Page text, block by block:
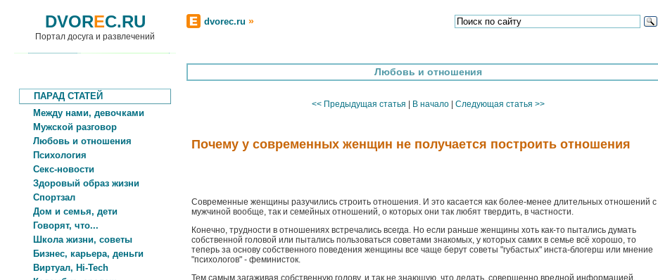
DVOREC.RU
Портал досуга и развлечений
dvorec.ru »
ПАРАД СТАТЕЙ
Между нами, девочками
Мужской разговор
Любовь и отношения
Психология
Секс-новости
Здоровый образ жизни
Спортзал
Дом и семья, дети
Говорят, что...
Школа жизни, советы
Бизнес, карьера, деньги
Виртуал, Hi-Tech
Любовь и отношения
<< Предыдущая статья В начало| Следующая статья >>
Почему у современных женщин не получается построить отношения
Современные женщины разучились строить отношения. И это касается как более-менее длительных отношений с
мужчиной вообще, так и семейных отношений, о которых они так любят твердить, в частности.
Конечно, трудности в отношениях встречались всегда. Но если раньше женщины хоть как-то пытались думать
собственной головой или пытались пользоваться советами знакомых, у которых самих в семье всё хорошо, то
теперь за основу собственного поведения женщины все чаще берут советы "губастых" инста-блогерш или мнение
"психологов" - феминисток.
Тем самым загаживая собственную голову, и так не знающую, что делать, совершенно вредной информацией,